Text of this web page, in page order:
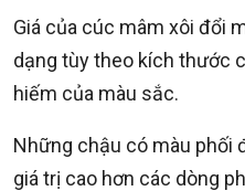
Giá của cúc mâm xôi đổi
dạng tùy theo kích thước
hiếm của màu sắc.
Những chậu có màu phối
giá trị cao hơn các dòng